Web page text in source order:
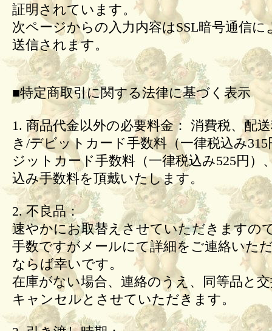
証明されています。
次ページからの入力内容はSSL暗号通信に
送信されます。
■特定商取引に関する法律に基づく表示
1. 商品代金以外の必要料金： 消費税、配
き/デビットカード手数料（一律税込み
ジットカード手数料（一律税込み525円）
込み手数料を頂戴いたします。
2. 不良品：
速やかにお取替えさせていただきますの
手数ですがメールにて詳細をご連絡いた
ならば幸いです。
在庫がない場合、連絡のうえ、同等品と
キャンセルとさせていただきます。